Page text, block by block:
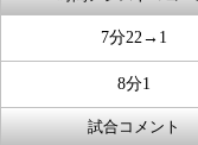
7分22→1
8分1
試合コメント